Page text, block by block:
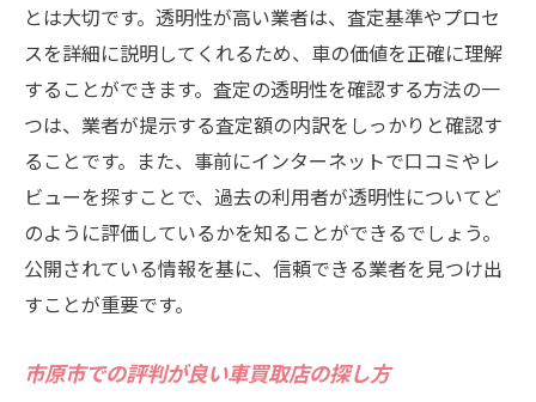
高評価店と一般店の違いを比較
信頼関係を築くためのポイント
車買取をスムーズに市原市で高評価の業者を選
ぶ秘訣
手続きをスムーズに進めるための業者選び
高評価店が提供するスムーズな取引体験
市原市でストレスなく車を売却する方法
すぐに契約できる業者の選び方
スムーズさを追求する業者の見分け方
とは大切です。透明性が高い業者は、査定基準やプロセ
スを詳細に説明してくれるため、車の価値を正確に理解
することができます。査定の透明性を確認する方法の一
つは、業者が提示する査定額の内訳をしっかりと確認す
ることです。また、事前にインターネットで口コミやレ
ビューを探すことで、過去の利用者が透明性についてど
のように評価しているかを知ることができるでしょう。
公開されている情報を基に、信頼できる業者を見つけ出
すことが重要です。
市原市での評判が良い車買取店の探し方